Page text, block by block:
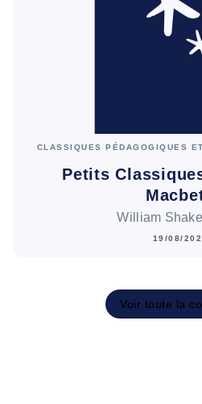
CLASSIQUES PÉDAGOGIQUES
Petits
William
19/08/
Voir toute la